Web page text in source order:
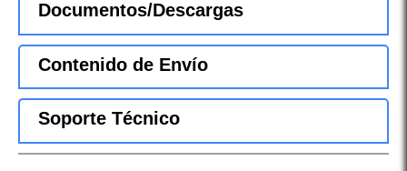
Documentos/Descargas
Contenido de Envío
Soporte Técnico